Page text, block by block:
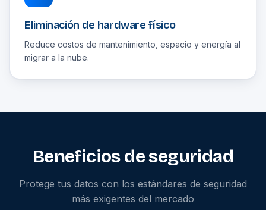
Eliminación de hardware físico
Reduce costos de mantenimiento, espacio y energía al
migrar a la nube.
Beneficios de seguridad
Protege tus datos con los estándares de seguridad
más exigentes del mercado